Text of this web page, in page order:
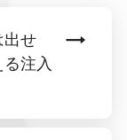
出せ
注入